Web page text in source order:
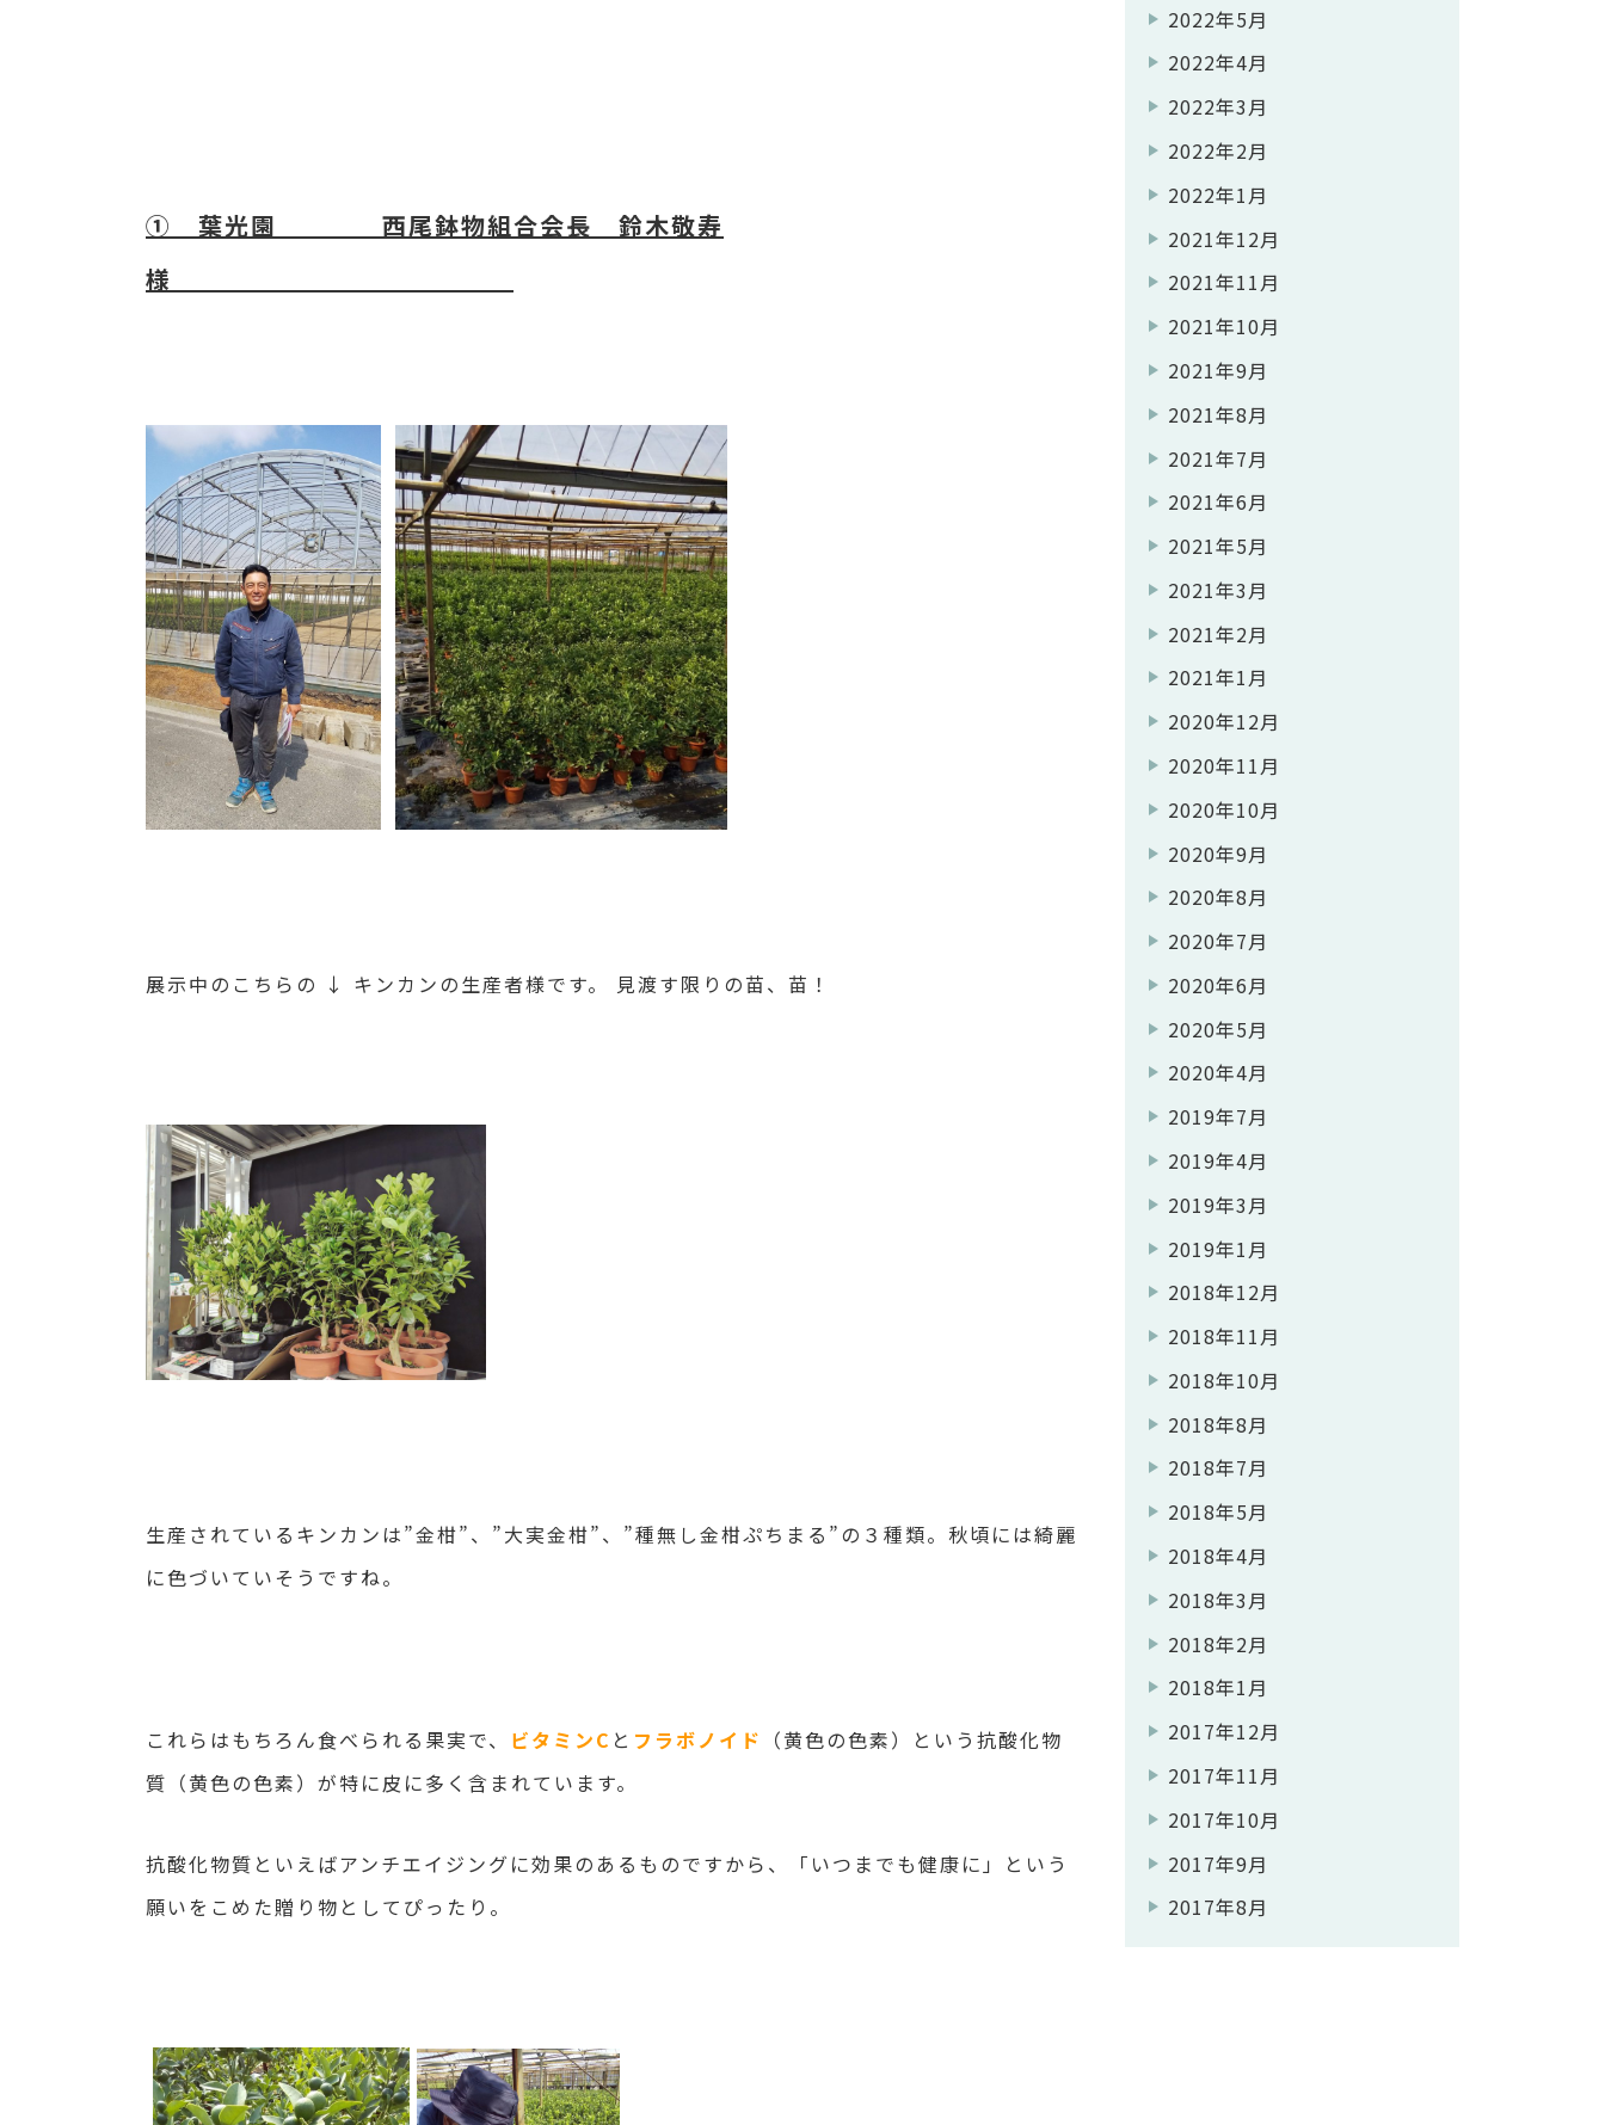
① 葉光園 西尾鉢物組合会長 鈴木敬寿
様
展示中のこちらの ↓ キンカンの生産者様です。 見渡す限りの苗、苗！
生産されているキンカンは”金柑”、”大実金柑”、”種無し金柑ぷちまる”の３種類。秋頃には綺麗
に色づいていそうですね。
これらはもちろん食べられる果実で、 ビタミンC と フラボノイド （黄色の色素）という抗酸化物
質（黄色の色素）が特に皮に多く含まれています。
抗酸化物質といえばアンチエイジングに効果のあるものですから、「いつまでも健康に」という
願いをこめた贈り物としてぴったり。
2022年5月
2022年4月
2022年3月
2022年2月
2022年1月
2021年12月
2021年11月
2021年10月
2021年9月
2021年8月
2021年7月
2021年6月
2021年5月
2021年3月
2021年2月
2021年1月
2020年12月
2020年11月
2020年10月
2020年9月
2020年8月
2020年7月
2020年6月
2020年5月
2020年4月
2019年7月
2019年4月
2019年3月
2019年1月
2018年12月
2018年11月
2018年10月
2018年8月
2018年7月
2018年5月
2018年4月
2018年3月
2018年2月
2018年1月
2017年12月
2017年11月
2017年10月
2017年9月
2017年8月